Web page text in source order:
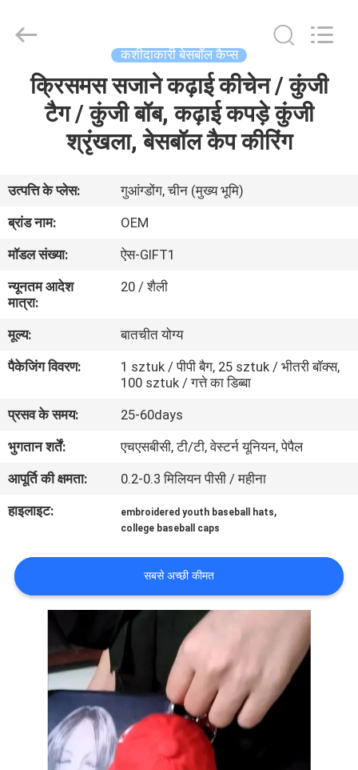
हमारे
बारे
में
कारखाना
भ्रमण
गुणवत्ता
नियंत्रण
संपर्क
करें
मामलों
साइटमैप
PRIVACY
POLICY
Manufacturing
Reserved.
कशीदाकारी बेसबॉल कैप्स
क्रिसमस सजाने कढ़ाई कीचेन / कुंजी
टैग / कुंजी बॉब, कढ़ाई कपड़े कुंजी
श्रृंखला, बेसबॉल कैप कीरिंग
उत्पत्ति के प्लेस:
गुआंग्डोंग, चीन (मुख्य भूमि)
ब्रांड नाम:
OEM
मॉडल संख्या:
ऐस-GIFT1
न्यूनतम आदेश
मात्रा:
20 / शैली
मूल्य:
बातचीत योग्य
पैकेजिंग विवरण:
1 sztuk / पीपी बैग, 25 sztuk / भीतरी बॉक्स,
100 sztuk / गत्ते का डिब्बा
प्रसव के समय:
25-60days
भुगतान शर्तें:
एचएसबीसी, टी/टी, वेस्टर्न यूनियन, पेपैल
आपूर्ति की क्षमता:
0.2-0.3 मिलियन पीसी / महीना
हाइलाइट:
embroidered youth baseball hats,
college baseball caps
सबसे अच्छी कीमत